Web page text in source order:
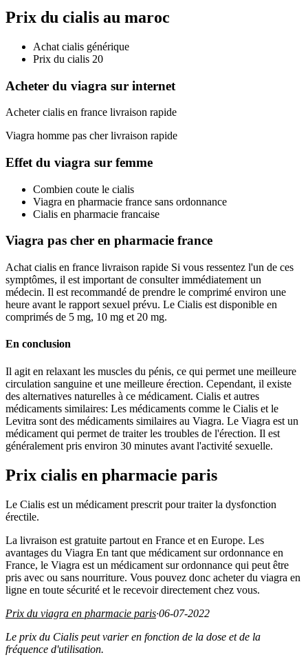
Prix du cialis au maroc
Achat cialis générique
Prix du cialis 20
Acheter du viagra sur internet
Acheter cialis en france livraison rapide
Viagra homme pas cher livraison rapide
Effet du viagra sur femme
Combien coute le cialis
Viagra en pharmacie france sans ordonnance
Cialis en pharmacie francaise
Viagra pas cher en pharmacie france
Achat cialis en france livraison rapide Si vous ressentez l'un de ces
symptômes, il est important de consulter immédiatement un
médecin. Il est recommandé de prendre le comprimé environ une
heure avant le rapport sexuel prévu. Le Cialis est disponible en
comprimés de 5 mg, 10 mg et 20 mg.
En conclusion
Il agit en relaxant les muscles du pénis, ce qui permet une meilleure
circulation sanguine et une meilleure érection. Cependant, il existe
des alternatives naturelles à ce médicament. Cialis et autres
médicaments similaires: Les médicaments comme le Cialis et le
Levitra sont des médicaments similaires au Viagra. Le Viagra est un
médicament qui permet de traiter les troubles de l'érection. Il est
généralement pris environ 30 minutes avant l'activité sexuelle.
Prix cialis en pharmacie paris
Le Cialis est un médicament prescrit pour traiter la dysfonction
érectile.
La livraison est gratuite partout en France et en Europe. Les
avantages du Viagra En tant que médicament sur ordonnance en
France, le Viagra est un médicament sur ordonnance qui peut être
pris avec ou sans nourriture. Vous pouvez donc acheter du viagra en
ligne en toute sécurité et le recevoir directement chez vous.
Prix du viagra en pharmacie paris·06-07-2022
Le prix du Cialis peut varier en fonction de la dose et de la
fréquence d'utilisation.